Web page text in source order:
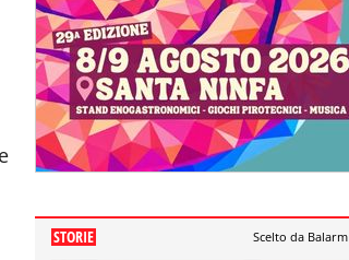
STORIE Scelto da Balarm